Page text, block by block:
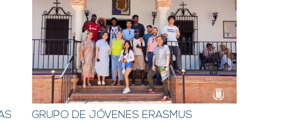
GRUPO DE JÓVENES ERASMUS